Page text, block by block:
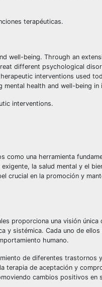
terapéuticas.
well-being. Through an
different psychological
interventions used
health and well-being in
interventions.
como una herramienta
la salud mental y el
crucial en la promoción y
proporciona una visión única
y sistémica. Cada uno de
humano.
de diferentes trastornos
terapia de aceptación y
cambios positivos en